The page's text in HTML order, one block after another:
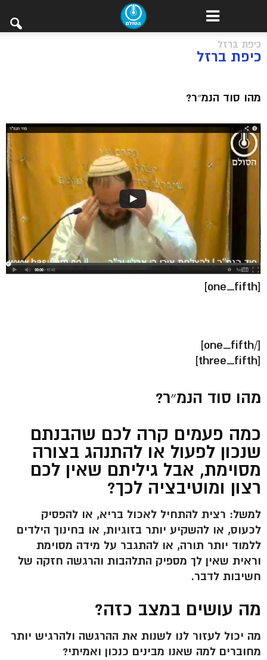
כיפת ברזל
כיפת ברזל
מהו סוד הנמ״ר?
[one_fifth]
[/one_fifth]
[three_fifth]
מהו סוד הנמ״ר?
כמה פעמים קרה לכם שהבנתם
שנכון לפעול או להתנהג בצורה
מסוימת, אבל גיליתם שאין לכם
רצון ומוטיבציה לכך?
למשל: רצית להתחיל לאכול בריא, או להפסיק
לכעוס, או להשקיע יותר בזוגיות, או בחינוך הילדים
ללמוד יותר תורה, או להתגבר על מידה מסוימת
וראית שאין לך מספיק התלהבות והרגשה חזקה של
חשיבות לדבר.
מה עושים במצב כזה?
מה יכול לעזור לנו לשנות את ההרגשה ולהרגיש יותר
מחוברים למה שאנו מבינים כנכון ואמיתי?